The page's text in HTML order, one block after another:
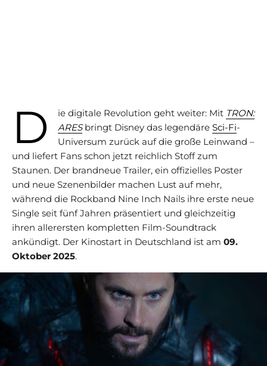
D ie digitale Revolution geht weiter: Mit TRON:
ARESbringt Disney das legendäre Sci-Fi-
Universum zurück auf die große Leinwand –
und liefert Fans schon jetzt reichlich Stoff zum
Staunen. Der brandneue Trailer, ein offizielles Poster
und neue Szenenbilder machen Lust auf mehr,
während die Rockband Nine Inch Nails ihre erste neue
Single seit fünf Jahren präsentiert und gleichzeitig
ihren allerersten kompletten Film-Soundtrack
ankündigt. Der Kinostart in Deutschland ist am 09.
Oktober 2025.